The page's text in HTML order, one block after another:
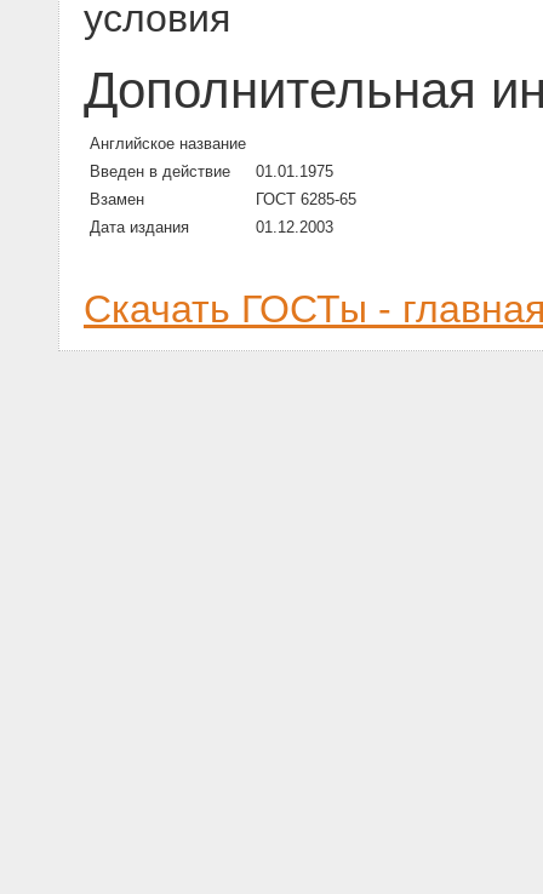
условия
Дополнительная
Английское название
Введен в действие
01.01.1975
Взамен
ГОСТ 6285-65
Дата издания
01.12.2003
Скачать ГОСТы -